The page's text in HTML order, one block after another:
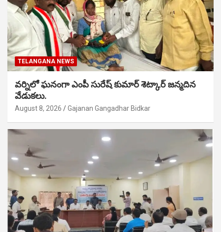
TELANGANA NEWS
వర్నిలో ఘనంగా ఎంపీ సురేష్ కుమార్ శెట్కార్ జన్మదిన
వేడుకలు.
August 8, 2026 Gajanan Gangadhar Bidkar